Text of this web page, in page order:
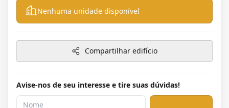
Nenhuma unidade disponível
Compartilhar edifício
Avise-nos de seu interesse e tire suas dúvidas!